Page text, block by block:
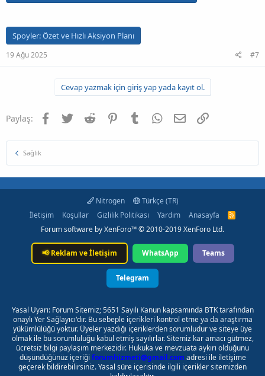
Spoyler:Özet ve Hızlı Aksiyon Planı
19 Ağu 2025 #7
Cevap yazmak için giriş yap yada kayıt ol.
Paylaş: Facebook
TwitterReddit PinterestTumblrWhatsApp
E-postaLink
Sağlık
Nitrogen
Türkçe (TR)
İletişim
Koşullar Gizlilik Politikası Yardım Anasayfa
R
S
Forum software by XenForo™© 2010-2019 XenForo Ltd.
📢Reklam ve İletişim WhatsApp Teams
Telegram
Yasal Uyarı: Forum Sitemiz; 5651 Sayılı Kanun kapsamında BTK tarafından
onaylı Yer Sağlayıcı'dır. Bu sebeple içerikleri kontrol etme ya da araştırma
yükümlülüğü yoktur. Üyeler yazdığı içeriklerden sorumludur ve siteye üye
olmak ile bu sorumluluğu kabul etmiş sayılırlar. Sitemiz kar amacı gütmez,
ücretsiz bilgi paylaşım merkezidir. Hukuka ve mevzuata aykırı olduğunu
düşündüğünüz içeriği forumhizmeti@gmail.com adresi ile iletişime
geçerek bildirebilirsiniz. Yasal süre içerisinde ilgili içerikler sitemizden